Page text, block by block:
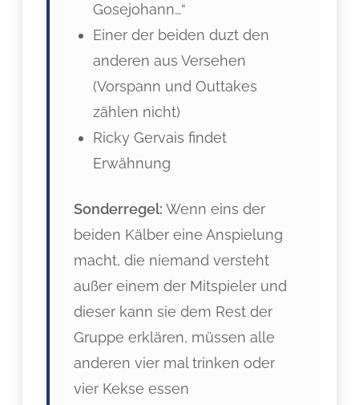
Gosejohann…“
Einer der beiden duzt den
anderen aus Versehen
(Vorspann und Outtakes
zählen nicht)
Ricky Gervais findet
Erwähnung
Sonderregel: Wenn eins der
beiden Kälber eine Anspielung
macht, die niemand versteht
außer einem der Mitspieler und
dieser kann sie dem Rest der
Gruppe erklären, müssen alle
anderen vier mal trinken oder
vier Kekse essen